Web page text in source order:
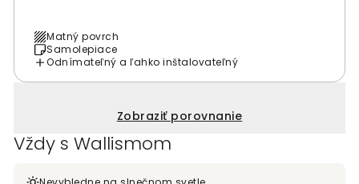
Matný povrch
Samolepiace
Odnímateľný a ľahko inštalovateľný
Zobraziť porovnanie
Vždy s Wallismom